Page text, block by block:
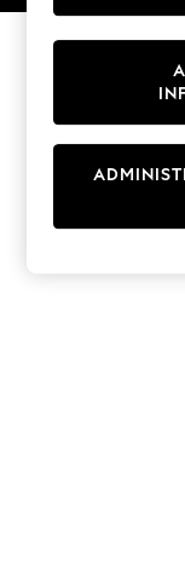
Knitwear
Cardigans
Dresses
Sets &
T-Shirts